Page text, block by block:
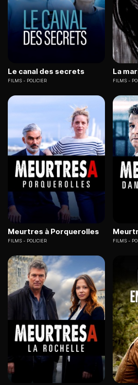
Le canal des secrets
FILMS POLICIER
La
FILMS
Meurtres à Porquerolles
FILMS POLICIER FILMS